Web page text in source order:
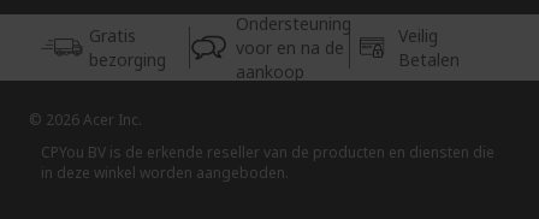
Gratis
bezorging
Ondersteuning
voor en na de
aankoop
Veilig
Betalen
© 2026 Acer Inc.
CPYou BV is de erkende reseller van de producten en diensten die
in deze winkel worden aangeboden.